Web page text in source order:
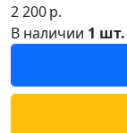
2 200р.
В наличии 1 шт.